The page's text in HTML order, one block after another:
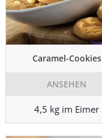
Caramel-Cookies
ANSEHEN
4,5 kg im Eimer